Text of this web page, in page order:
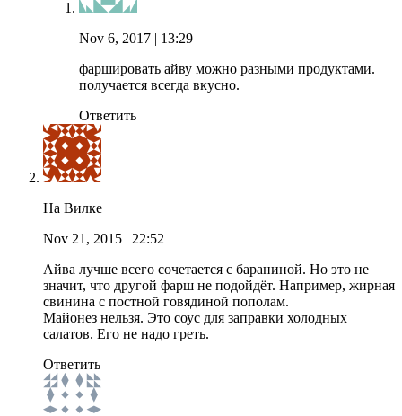
Nov 6, 2017 | 13:29
фаршировать айву можно разными продуктами.
получается всегда вкусно.
Ответить
На Вилке
Nov 21, 2015 | 22:52
Айва лучше всего сочетается с бараниной. Но это не
значит, что другой фарш не подойдёт. Например, жирная
свинина с постной говядиной пополам.
Майонез нельзя. Это соус для заправки холодных
салатов. Его не надо греть.
Ответить